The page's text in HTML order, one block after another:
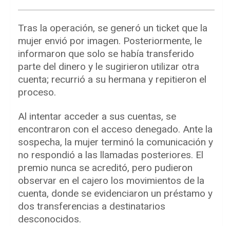
Tras la operación, se generó un ticket que la
mujer envió por imagen. Posteriormente, le
informaron que solo se había transferido
parte del dinero y le sugirieron utilizar otra
cuenta; recurrió a su hermana y repitieron el
proceso.
Al intentar acceder a sus cuentas, se
encontraron con el acceso denegado. Ante la
sospecha, la mujer terminó la comunicación y
no respondió a las llamadas posteriores. El
premio nunca se acreditó, pero pudieron
observar en el cajero los movimientos de la
cuenta, donde se evidenciaron un préstamo y
dos transferencias a destinatarios
desconocidos.